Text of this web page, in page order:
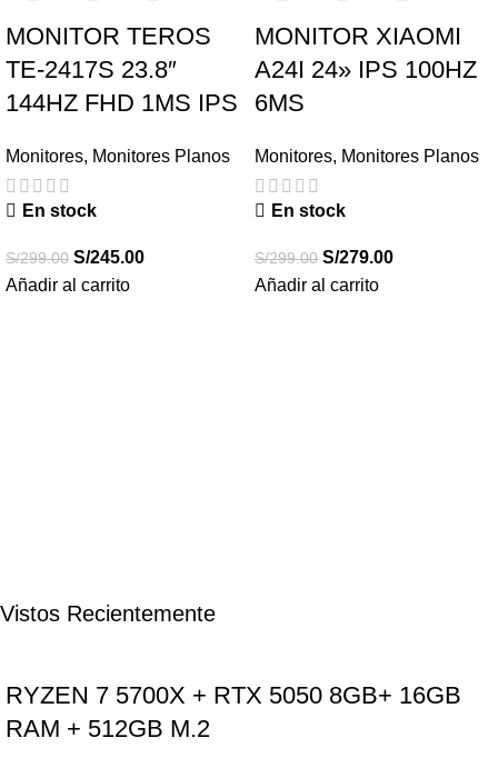
MONITOR TEROS
TE-2417S 23.8″
144HZ FHD 1MS IPS
Monitores, Monitores Planos
En stock
S/299.00 S/245.00
Añadir al carrito
MONITOR XIAOMI
A24I 24» IPS 100HZ
6MS
Monitores, Monitores Planos
En stock
S/299.00 S/279.00
Añadir al carrito
Vistos Recientemente
RYZEN 7 5700X + RTX 5050 8GB+ 16GB
RAM + 512GB M.2